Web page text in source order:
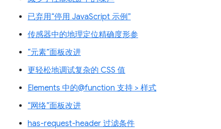
已弃用“停用 JavaScript 示例”
传感器中的地理定位精确度形参
“元素”面板改进
更轻松地调试复杂的 CSS 值
Elements 中的@function 支持 > 样式
“网络”面板改进
has-request-header 过滤条件